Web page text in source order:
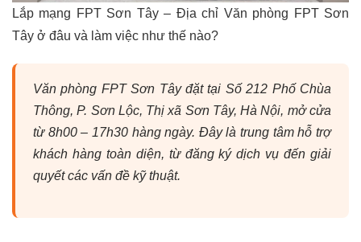
Lắp mạng FPT Sơn Tây – Địa chỉ Văn phòng FPT Sơn
Tây ở đâu và làm việc như thế nào?
Văn phòng FPT Sơn Tây đặt tại Số 212 Phố Chùa
Thông, P. Sơn Lộc, Thị xã Sơn Tây, Hà Nội, mở cửa
từ 8h00 – 17h30 hàng ngày. Đây là trung tâm hỗ trợ
khách hàng toàn diện, từ đăng ký dịch vụ đến giải
quyết các vấn đề kỹ thuật.